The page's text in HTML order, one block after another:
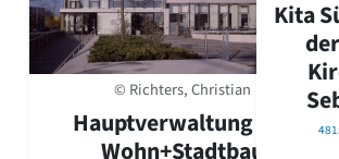
David Chipperfield
Harald Deilmann
Gottfried Böhm
Schneider von Esleben
Auszeichnung vorbildlicher Bauten
Big Beautiful Buildings (Großbauten
© Richters, Christian
Hauptverwaltung der
Wohn+Stadtbau
Kita